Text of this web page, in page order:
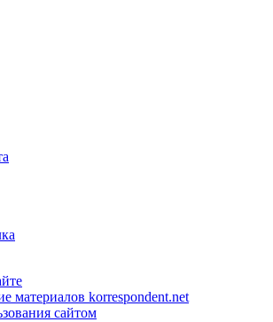
материалов korrespondent.net
сайтом